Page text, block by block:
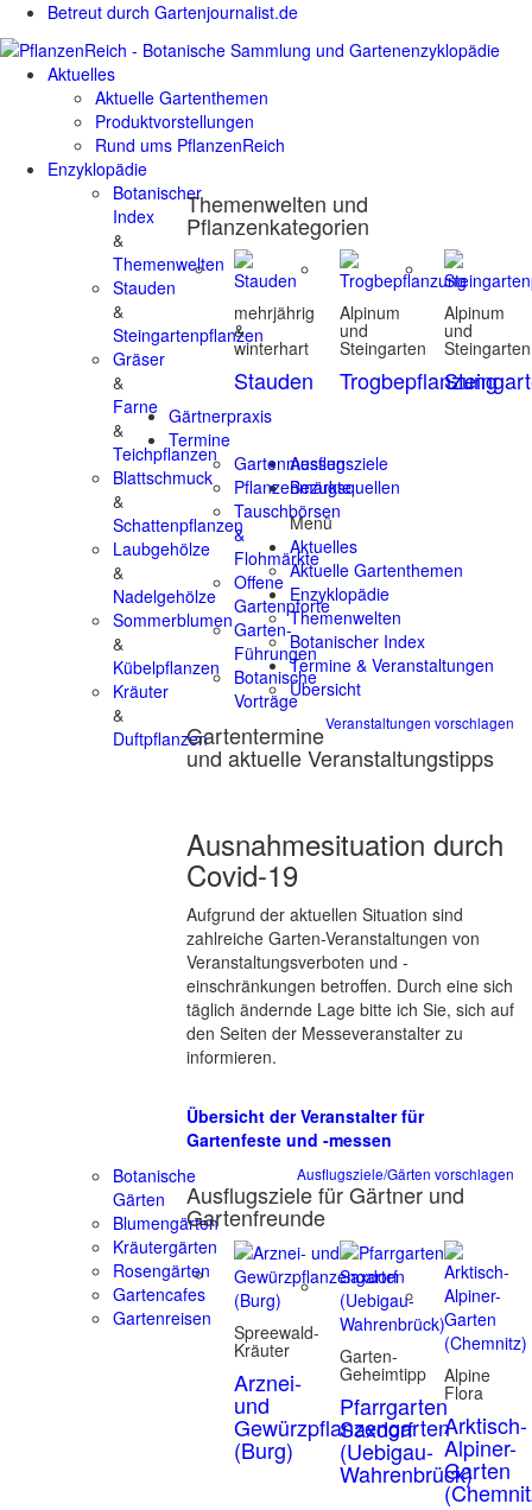
Betreut durch Gartenjournalist.de
Aktuelles
Aktuelle Gartenthemen
Produktvorstellungen
Rund ums PflanzenReich
Enzyklopädie
Botanischer
Index
&
Themenwelten
Stauden
&
Steingartenpflanzen
Gräser
&
Farne
&
Teichpflanzen
Blattschmuck
&
Schattenpflanzen
Laubgehölze
&
Nadelgehölze
Sommerblumen
&
Kübelpflanzen
Kräuter
&
Duftpflanzen
Themenwelten und
Pflanzenkategorien
mehrjährig
&
winterhart
Stauden
Alpinum
und
Steingarten
Trogbepflanzung
Alpinum
und
Steingarten
Gärtnerpraxis
Termine
Gartenmessen
Pflanzenmärkte
Tauschbörsen
&
Flohmärkte
Offene
Gartenpforte
Garten-
Führungen
Botanische
Vorträge
Veranstaltungen vorschlagen
Gartentermine
und aktuelle Veranstaltungstipps
Ausnahmesituation durch
Covid-19
Aufgrund der aktuellen Situation sind
zahlreiche Garten-Veranstaltungen von
Veranstaltungsverboten und -
einschränkungen betroffen. Durch eine sich
täglich ändernde Lage bitte ich Sie, sich auf
den Seiten der Messeveranstalter zu
informieren.
Übersicht der Veranstalter für
Gartenfeste und -messen
Ausflugsziele
Botanische
Gärten
Blumengärten
Kräutergärten
Rosengärten
Gartencafes
Gartenreisen
Ausflugsziele/Gärten vorschlagen
Ausflugsziele für Gärtner und
Gartenfreunde
Spreewald-
Kräuter
Arznei-
und
Gewürzpflanzengarten
(Burg)
Garten-
Geheimtipp
Pfarrgarten
Saxdorf
(Uebigau-
Wahrenbrück)
Alpine
Flora
Arktisch-
Alpiner-
Garten
Bezugsquellen
Menü
Aktuelles
Aktuelle Gartenthemen
Enzyklopädie
Themenwelten
Botanischer Index
Termine & Veranstaltungen
Übersicht